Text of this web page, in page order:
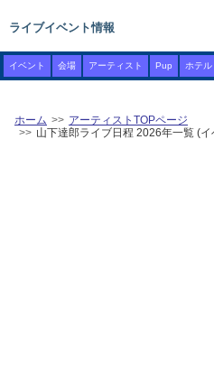
ライブイベント情報
イベント 会場 アーティスト Pup ホテル
ホーム
アーティストTOPページ
山下達郎ライブ日程 2026年一覧 (